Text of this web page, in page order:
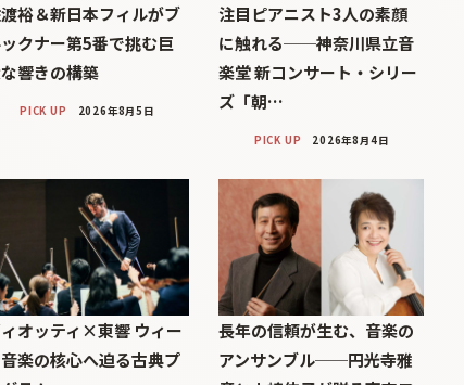
裕＆新日本フィルがブ
クナー第5番で挑む巨
響きの構築
PICK UP 2026年8月5日
注目ピアニスト3人の素顔
に触れる──神奈川県立音
楽堂 新コンサート・シリー
ズ「朝…
PICK UP 2026年8月4日
オッティ×東響 ウィー
楽の核心へ迫る古典プ
長年の信頼が生む、音楽の
アンサンブル──円光寺雅